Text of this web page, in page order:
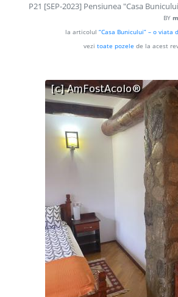
P21 [SEP-2023] Pensiunea "Casa
BY
la articolul “Casa Bunicului” – o viata
vezi toate pozele de la acest